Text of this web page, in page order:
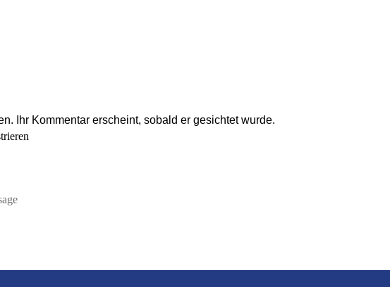
Ihr Kommentar erscheint, sobald er gesichtet wurde.